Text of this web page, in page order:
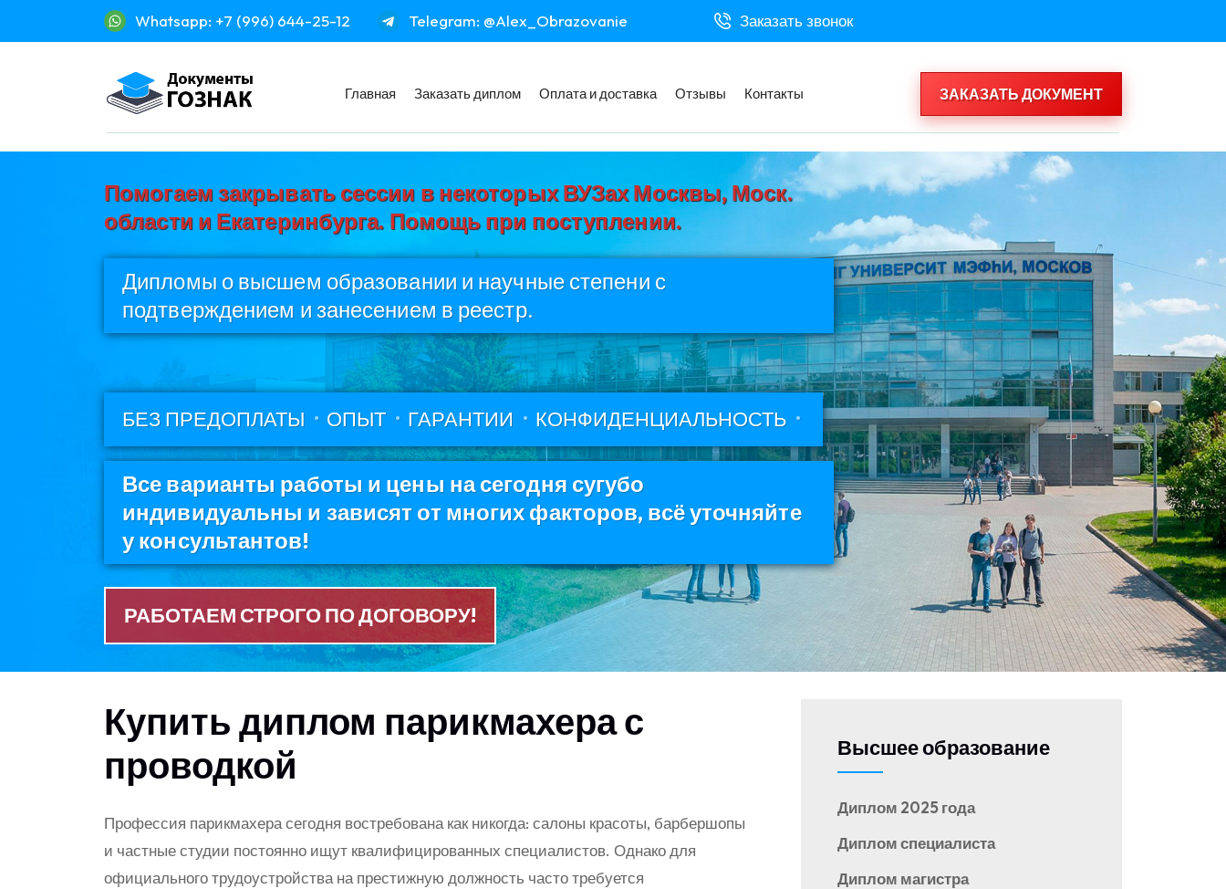
Whatsapp: +7 (996) 644-25-12 Telegram: @Alex_Obrazovanie Заказать звонок
Главная Заказать диплом Оплата и доставка Отзывы Контакты ЗАКАЗАТЬ ДОКУМЕНТ
Помогаем закрывать сессии в некоторых ВУЗах Москвы, Моск.
области и Екатеринбурга. Помощь при поступлении.
Дипломы о высшем образовании и научные степени с
подтверждением и занесением в реестр.
БЕЗ ПРЕДОПЛАТЫ ОПЫТ ГАРАНТИИ КОНФИДЕНЦИАЛЬНОСТЬ
Все варианты работы и цены на сегодня сугубо
индивидуальны и зависят от многих факторов, всё уточняйте
у консультантов!
РАБОТАЕМ СТРОГО ПО ДОГОВОРУ!
Купить диплом парикмахера с
проводкой
Профессия парикмахера сегодня востребована как никогда: салоны красоты, барбершопы
и частные студии постоянно ищут квалифицированных специалистов. Однако для
официального трудоустройства на престижную должность часто требуется
Высшее образование
Диплом 2025 года
Диплом специалиста
Диплом магистра